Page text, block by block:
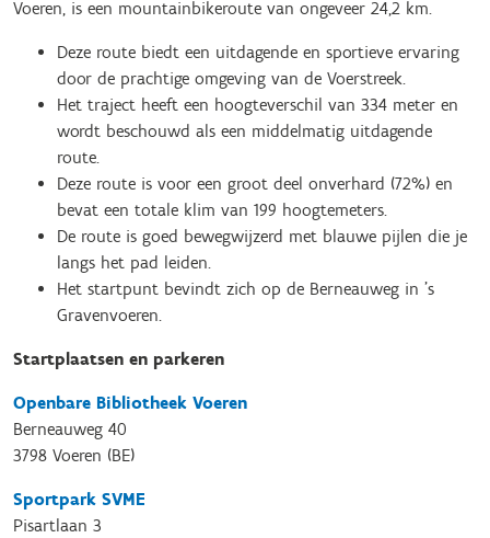
Voeren, is een mountainbikeroute van ongeveer 24,2 km.
Deze route biedt een uitdagende en sportieve ervaring
door de prachtige omgeving van de Voerstreek.
Het traject heeft een hoogteverschil van 334 meter en
wordt beschouwd als een middelmatig uitdagende
route.
Deze route is voor een groot deel onverhard (72%) en
bevat een totale klim van 199 hoogtemeters.
De route is goed bewegwijzerd met blauwe pijlen die je
langs het pad leiden.
Het startpunt bevindt zich op de Berneauweg in 's
Gravenvoeren.
Startplaatsen en parkeren
Openbare Bibliotheek Voeren
Berneauweg 40
3798 Voeren (BE)
Sportpark SVME
Pisartlaan 3